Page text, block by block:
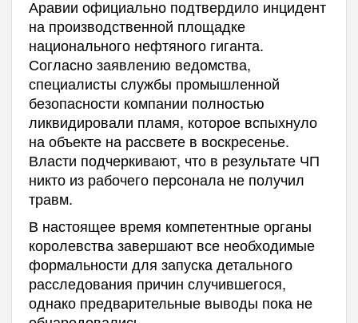
Аравии официально подтвердило инцидент
на производственной площадке
национального нефтяного гиганта.
Согласно заявлению ведомства,
специалисты службы промышленной
безопасности компании полностью
ликвидировали пламя, которое вспыхнуло
на объекте на рассвете в воскресенье.
Власти подчеркивают, что в результате ЧП
никто из рабочего персонала не получил
травм.
В настоящее время компетентные органы
королевства завершают все необходимые
формальности для запуска детального
расследования причин случившегося,
однако предварительные выводы пока не